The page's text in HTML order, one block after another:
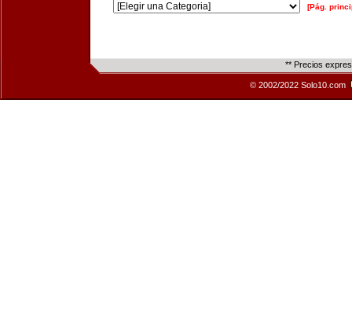
[Pág.
** Precios
© 2002/2022 Solo10.com